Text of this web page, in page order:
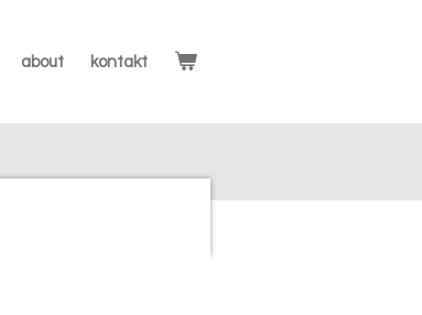
about kontakt